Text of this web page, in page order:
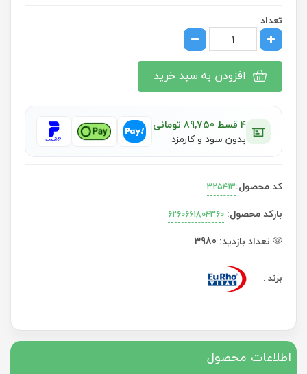
تعداد
افزودن به سبد خرید
۴ قسط 89,750 تومانی
بدون سود و کارمزد
برند:
کد محصول:325413
بارکد محصول: 6260661804360
تعداد بازدید: 3980
اطلاعات محصول